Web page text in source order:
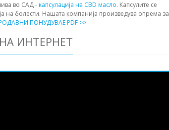
во САД -капсулација на CBD масло. Капсулите се
на болести. Нашата компанија произведува опрема за
ПОНУДУВАЕ PDF >>
ИНТЕРНЕТ